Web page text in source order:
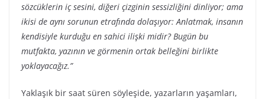
sözcüklerin iç sesini, diğeri çizginin sessizliğini dinliyor; ama
ikisi de aynı sorunun etrafında dolaşıyor: Anlatmak, insanın
kendisiyle kurduğu en sahici ilişki midir? Bugün bu
mutfakta, yazının ve görmenin ortak belleğini birlikte
yoklayacağız.”
Yaklaşık bir saat süren söyleşide, yazarların yaşamları,